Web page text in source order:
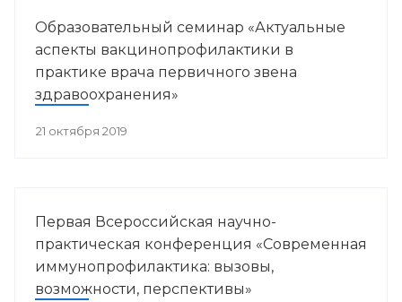
Образовательный семинар «Актуальные
аспекты вакцинопрофилактики в
практике врача первичного звена
здравоохранения»
21 октября 2019
Первая Всероссийская научно-
практическая конференция «Современная
иммунопрофилактика: вызовы,
возможности, перспективы»